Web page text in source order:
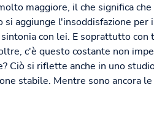
maggiore, il che significa
si aggiunge l'insoddisfazione
con lei. E soprattutto
c'è questo costante non
Ciò si riflette anche in uno
stabile. Mentre sono ancora